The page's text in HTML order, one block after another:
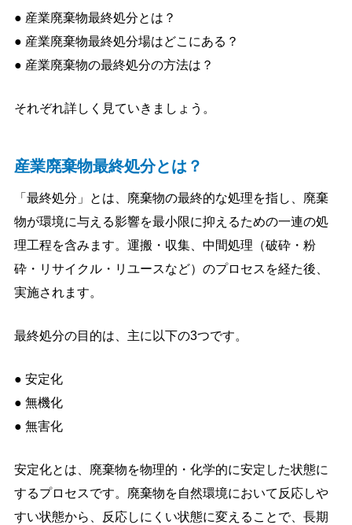
● 産業廃棄物最終処分とは？
● 産業廃棄物最終処分場はどこにある？
● 産業廃棄物の最終処分の方法は？
それぞれ詳しく見ていきましょう。
産業廃棄物最終処分とは？
「最終処分」とは、廃棄物の最終的な処理を指し、廃棄
物が環境に与える影響を最小限に抑えるための一連の処
理工程を含みます。運搬・収集、中間処理（破砕・粉
砕・リサイクル・リユースなど）のプロセスを経た後、
実施されます。
最終処分の目的は、主に以下の3つです。
● 安定化
● 無機化
● 無害化
安定化とは、廃棄物を物理的・化学的に安定した状態に
するプロセスです。廃棄物を自然環境において反応しや
すい状態から、反応しにくい状態に変えることで、長期